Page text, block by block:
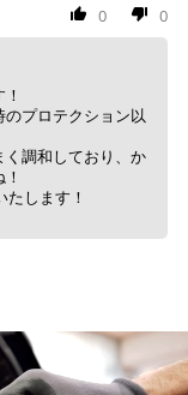
・楽天ポイン
ます。
トカードは
の利用登録が
0 0
プロテクション以
調和しており、か
します！